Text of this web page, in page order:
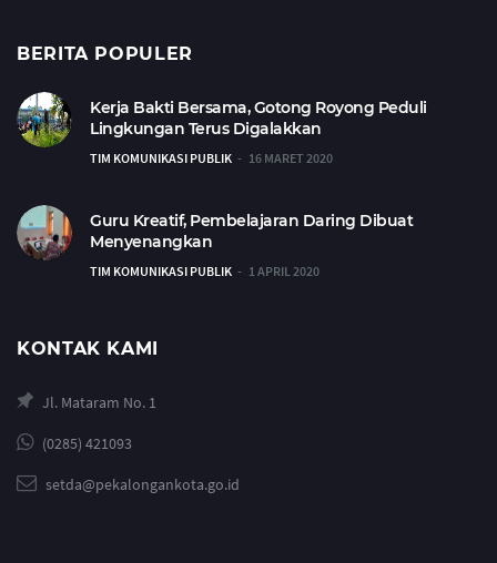
BERITA POPULER
Kerja Bakti Bersama, Gotong Royong Peduli
Lingkungan Terus Digalakkan
TIM KOMUNIKASI PUBLIK 16 MARET 2020
Guru Kreatif, Pembelajaran Daring Dibuat
Menyenangkan
TIM KOMUNIKASI PUBLIK 1 APRIL 2020
KONTAK KAMI
Jl. Mataram No. 1
(0285) 421093
setda@pekalongankota.go.id